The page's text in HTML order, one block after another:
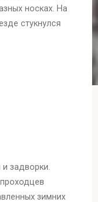
носках. На
стукнулся
задворки.
зимних